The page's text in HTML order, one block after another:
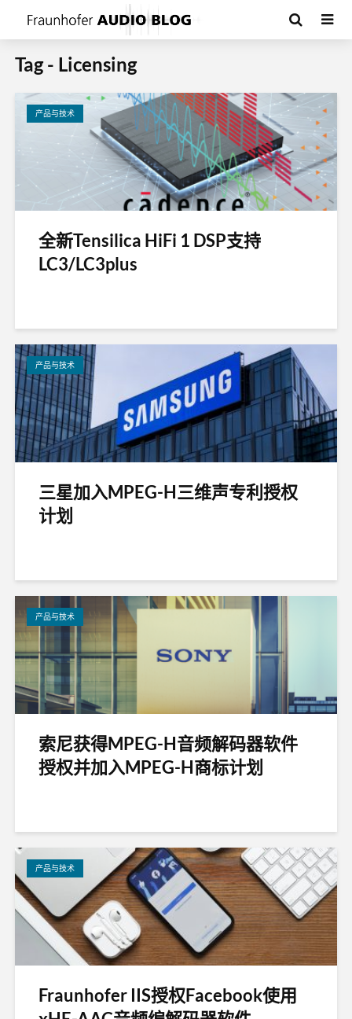
Tag - Licensing
产品与技术
全新Tensilica HiFi 1 DSP支持
LC3/LC3plus
产品与技术
三星加入MPEG-H三维声专利授权
计划
产品与技术
索尼获得MPEG-H音频解码器软件
授权并加入MPEG-H商标计划
产品与技术
Fraunhofer IIS授权Facebook使用